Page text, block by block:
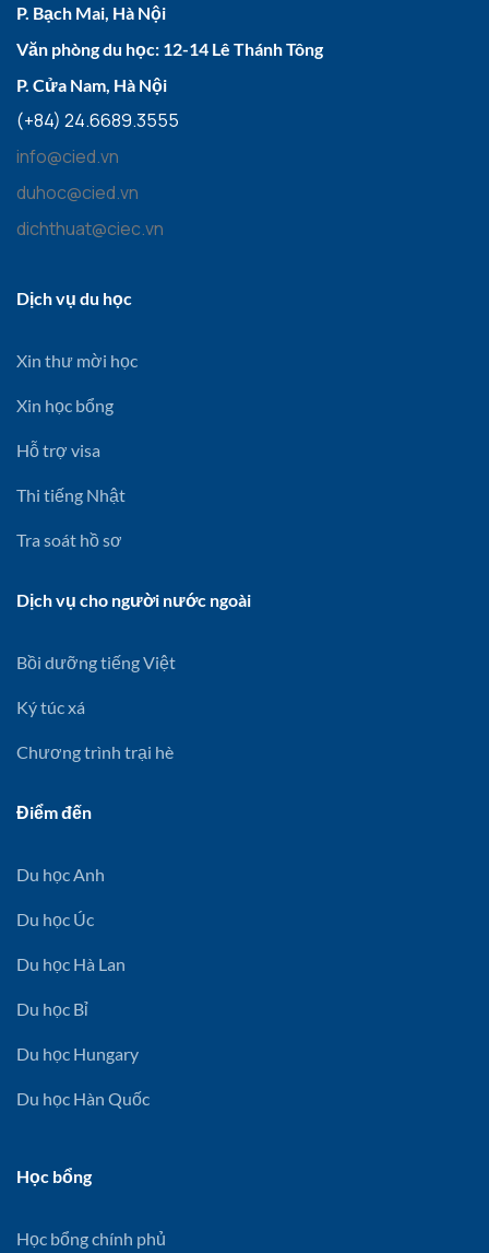
P. Bạch Mai, Hà Nội
Văn phòng du học: 12-14 Lê Thánh Tông
P. Cửa Nam, Hà Nội
(+84) 24.6689.3555
info@cied.vn
duhoc@cied.vn
dichthuat@ciec.vn
Dịch vụ du học
Xin thư mời học
Xin học bổng
Hỗ trợ visa
Thi tiếng Nhật
Tra soát hồ sơ
Dịch vụ cho người nước ngoài
Bồi dưỡng tiếng Việt
Ký túc xá
Chương trình trại hè
Điểm đến
Du học Anh
Du học Úc
Du học Hà Lan
Du học Bỉ
Du học Hungary
Du học Hàn Quốc
Học bổng
Học bổng chính phủ